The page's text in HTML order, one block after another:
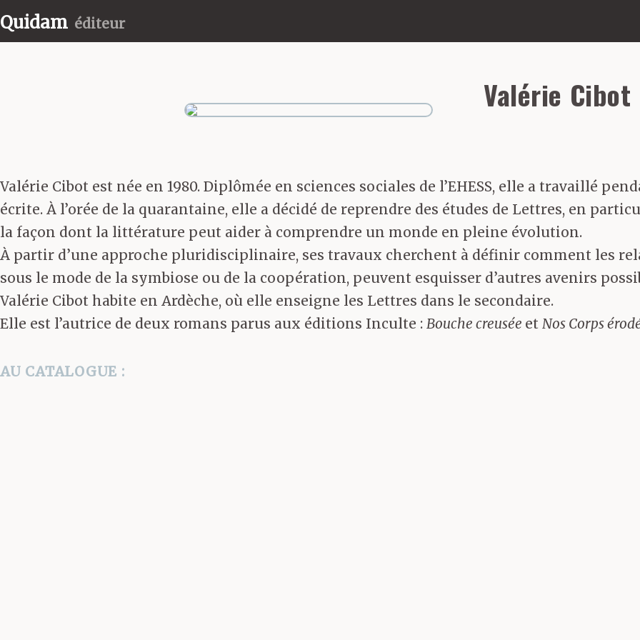
Quidam éditeur
Valérie Cibot
Valérie Cibot est née en 1980. Diplômée en sciences sociales de l’EHESS, elle a travaillé
écrite. À l’orée de la quarantaine, elle a décidé de reprendre des études de Lettres, en
la façon dont la littérature peut aider à comprendre un monde en pleine évolution.
À partir d’une approche pluridisciplinaire, ses travaux cherchent à définir comment les
sous le mode de la symbiose ou de la coopération, peuvent esquisser d’autres avenirs
Valérie Cibot habite en Ardèche, où elle enseigne les Lettres dans le secondaire.
Elle est l’autrice de deux romans parus aux éditions Inculte : Bouche creusée et Nos Corps
AU CATALOGUE :